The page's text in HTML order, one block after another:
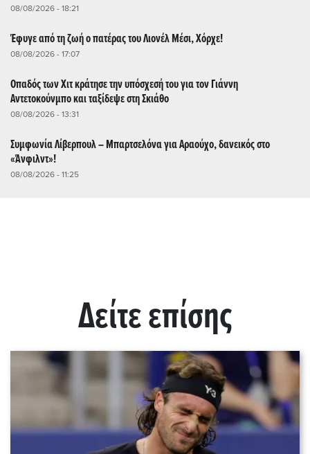
08/08/2026 - 18:21
Έφυγε από τη ζωή ο πατέρας του Λιονέλ Μέσι, Χόρχε!
08/08/2026 - 17:07
Οπαδός των Χιτ κράτησε την υπόσχεσή του για τον Γιάννη
Αντετοκούνμπο και ταξίδεψε στη Σκιάθο
08/08/2026 - 13:31
Συμφωνία Λίβερπουλ – Μπαρτσελόνα για Αραούχο, δανεικός στο
«Άνφιλντ»!
08/08/2026 - 11:25
Δείτε επίσης